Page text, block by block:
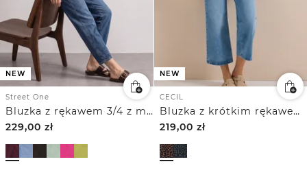
NEW
Street One
Bluzka z rękawem 3/4 z mieszanki sztruksu
229,00 zł
NEW
CECIL
Bluzka z krótkim rękawem ze wzorem w panterkę
219,00 zł